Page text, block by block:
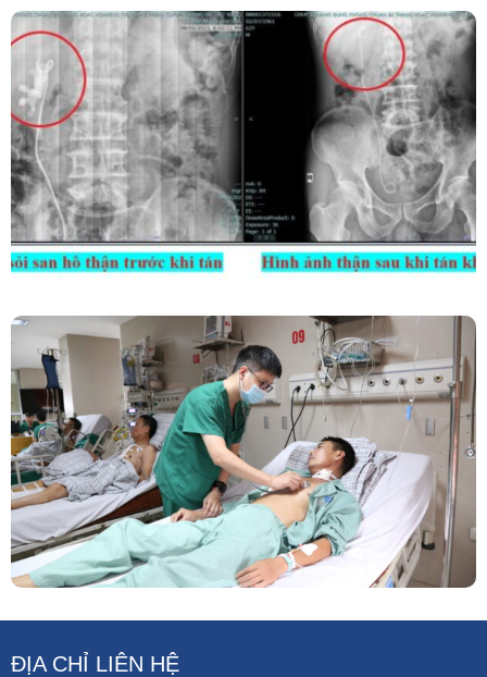
Kết Hợp Tán Sỏi Qua Da Và Tán Sỏi Nội Soi
Ống Mềm – Kỹ Thuật Cao Loại Bỏ Triệt Để Sỏi
San Hô Thận
Phẫu Thuật Nội Soi Thay Van Tim – Bước Tiến
Vững Chắc Của Khoa Phẫu Thuật Tim Mạch
Lồng Ngực BVĐK Tỉnh Phú Thọ
ĐỊA CHỈ LIÊN HỆ